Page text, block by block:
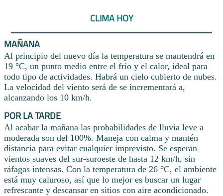
CLIMA HOY
MAÑANA
Al principio del nuevo día la temperatura se mantendrá en
19 °C, un punto medio entre el frío y el calor, ideal para
todo tipo de actividades. Habrá un cielo cubierto de nubes.
La velocidad del viento será de se incrementará a,
alcanzando los 10 km/h.
POR LA TARDE
Al acabar la mañana las probabilidades de lluvia leve a
moderada son del 100%. Maneja con calma y mantén
distancia para evitar cualquier imprevisto. Se esperan
vientos suaves del sur-suroeste de hasta 12 km/h, sin
ráfagas intensas. Con la temperatura de 26 °C, el ambiente
está muy caluroso, así que lo mejor es buscar un lugar
refrescante y descansar en sitios con aire acondicionado.